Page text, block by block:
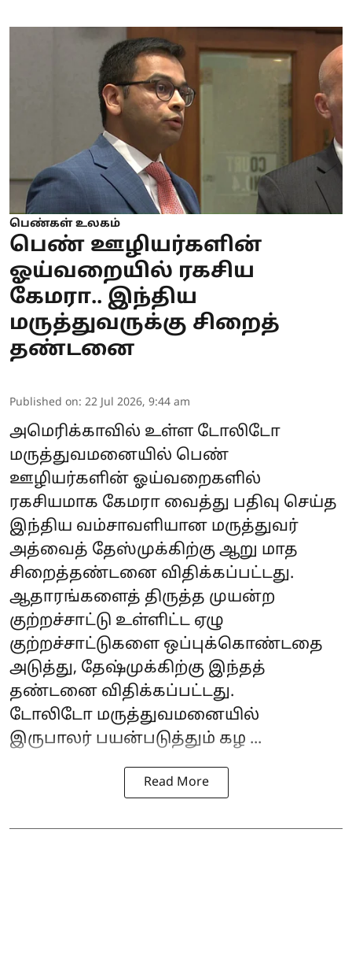
பெண்கள் உலகம்
பெண் ஊழியர்களின்
ஓய்வறையில் ரகசிய
கேமரா.. இந்திய
மருத்துவருக்கு சிறைத்
தண்டனை
Published on: 22 Jul 2026, 9:44 am
அமெரிக்காவில் உள்ள டோலிடோ
மருத்துவமனையில் பெண்
ஊழியர்களின் ஓய்வறைகளில்
ரகசியமாக கேமரா வைத்து பதிவு செய்த
இந்திய வம்சாவளியான மருத்துவர்
அத்வைத் தேஸ்முக்கிற்கு ஆறு மாத
சிறைத்தண்டனை விதிக்கப்பட்டது.
ஆதாரங்களைத் திருத்த முயன்ற
குற்றச்சாட்டு உள்ளிட்ட ஏழு
குற்றச்சாட்டுகளை ஒப்புக்கொண்டதை
அடுத்து, தேஷ்முக்கிற்கு இந்தத்
தண்டனை விதிக்கப்பட்டது.
டோலிடோ மருத்துவமனையில்
இருபாலர் பயன்படுத்தும் கழ ...
Read More